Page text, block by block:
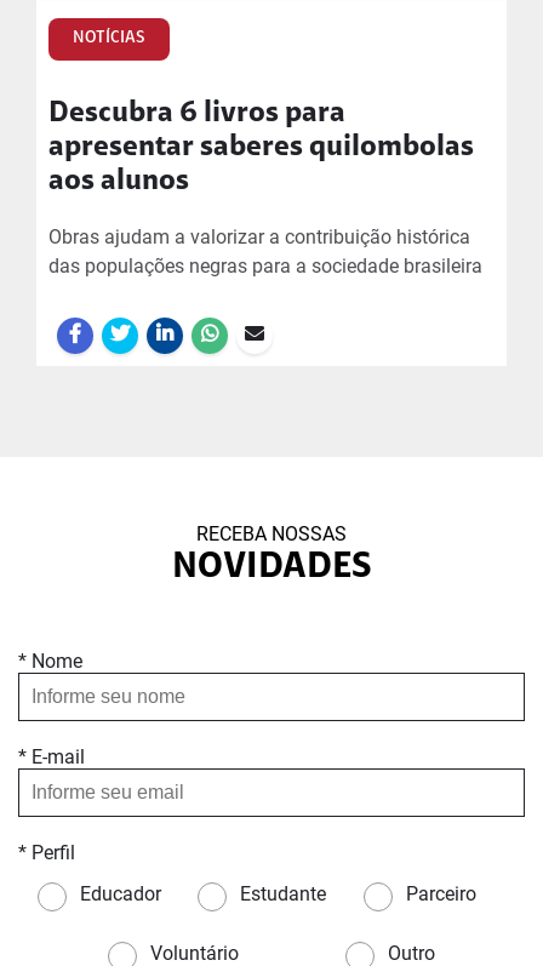
NOTÍCIAS
Descubra 6 livros para
apresentar saberes quilombolas
aos alunos
Obras ajudam a valorizar a contribuição histórica
das populações negras para a sociedade brasileira
RECEBA NOSSAS
NOVIDADES
* Nome
* E-mail
* Perfil
Educador
Estudante Parceiro
Voluntário Outro